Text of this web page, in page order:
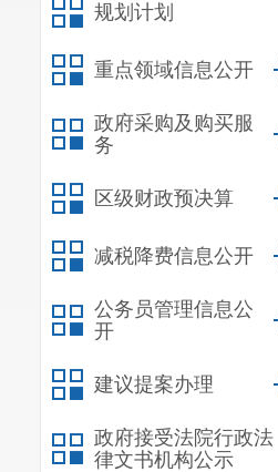
规划计划
重点领域信息公开
政府采购及购买服
务
区级财政预决算
减税降费信息公开
公务员管理信息公
开
建议提案办理
政府接受法院行政法
律文书机构公示